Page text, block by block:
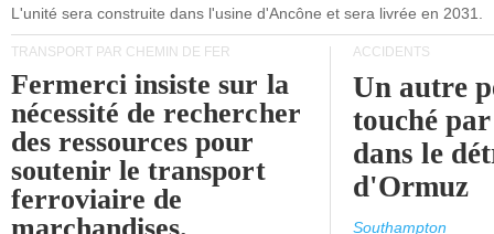
L'unité sera construite dans l'usine d'Ancône et sera livrée en 2031.
TRANSPORT PAR CHEMIN DE FER
Fermerci insiste sur la
nécessité de rechercher
des ressources pour
soutenir le transport
ferroviaire de
ACCIDENTS
Un autre
touché
dans le
d'Ormuz
Southampton